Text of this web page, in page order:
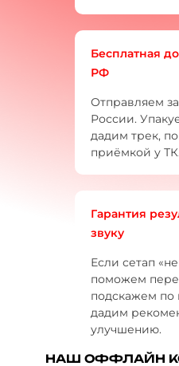
Бесплатная
РФ
Отправляем
России.
дадим трек,
приёмкой у ТК.
Гарантия
звуку
Если сетап
поможем
подскажем по
дадим
улучшению.
НАШ ОФФЛАЙН